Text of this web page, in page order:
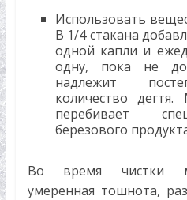
Использовать
В 1/4 стакана
одной капли и
одну, пока не
надлежит
количество
перебивает
березового
Во время чистки
умеренная тошнота,